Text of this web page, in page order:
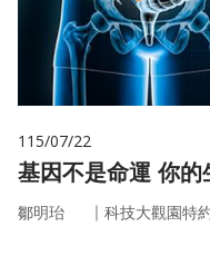
115/07/22
基因不
鄒明珆 ｜ 科技大觀園特